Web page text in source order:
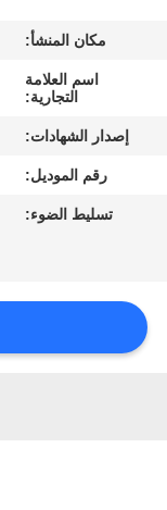
مراقبة
الجودة
اتصل
اطلب
اقتباس
مكان المنشأ:
اسم العلامة
التجارية:
إصدار الشهادات:
رقم الموديل:
تسليط الضوء: